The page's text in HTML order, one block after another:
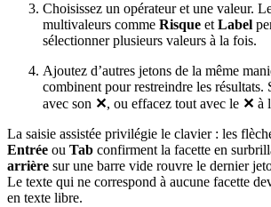
Choisissez un opérateur et une valeur.
multivaleurs comme Risque et Label
sélectionner plusieurs valeurs à la fois.
Ajoutez d’autres jetons de la même
combinent pour restreindre les résultats.
avec son ✕, ou effacez tout avec le ✕ à
La saisie assistée privilégie le clavier : les
Entrée ou Tab confirment la facette en
arrière sur une barre vide rouvre le dernier
Le texte qui ne correspond à aucune facette
en texte libre.